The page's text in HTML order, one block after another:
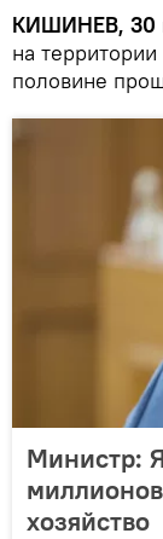
КИШИНЕВ, 30
на
половине
Министр:
хозяйство